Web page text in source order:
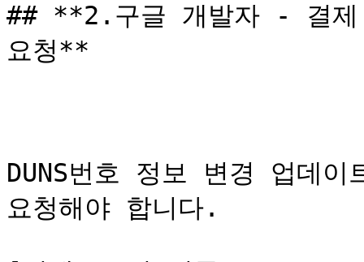
## **2.구글 개발자 - 결제
요청**
DUNS번호 정보 변경 업데
요청해야 합니다.